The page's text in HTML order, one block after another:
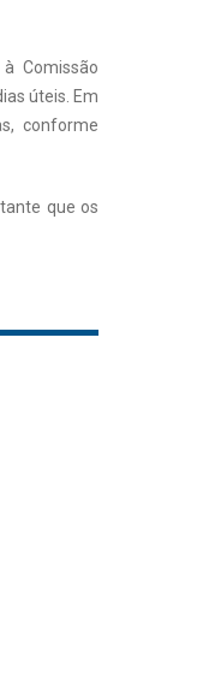
Comissão
úteis. Em
conforme
que os